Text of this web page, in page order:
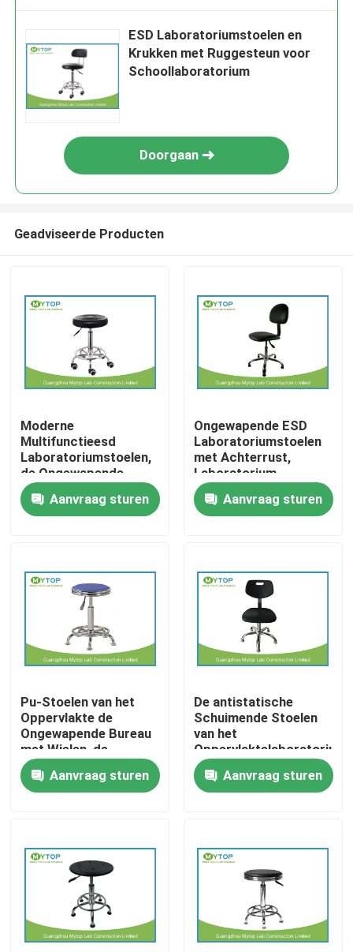
Thuis
Contacten
Producten
Modern Laboratoriummeubilair
Universitair Laboratoriummeubilair
Het Meubilair van het het ziekenhuislaboratorium
Het Meubilair van het metaallaboratorium
laboratorium zuurkast
ESD Laboratoriumstoelen en
Krukken met Ruggesteun voor
Schoollaboratorium
Doorgaan
Geadviseerde Producten
Moderne
Multifunctieesd
Laboratoriumstoelen,
de Ongewapende
Stoel van de
Laboratoriumkruk
Aanvraag sturen
Ongewapende ESD
Laboratoriumstoelen
met Achterrust,
Laboratorium
Antistatische Kruk
met Wielen
Aanvraag sturen
Pu-Stoelen van het
Oppervlakte de
Ongewapende Bureau
met Wielen, de
Krukken van de
Laboratoriumbank
420 mm - 560 mm
Aanvraag sturen
De antistatische
Schuimende Stoelen
van het
Oppervlaktelaboratorium
met Ruggesteun, ESD
Veilige
Laboratoriumstoelen
Aanvraag sturen